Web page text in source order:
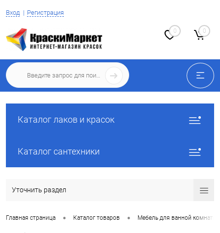
Вход Регистрация
0 0
Каталог лаков и красок
Каталог сантехники
Уточнить раздел
Главная страница • Каталог товаров • Мебель для ванной комнаты